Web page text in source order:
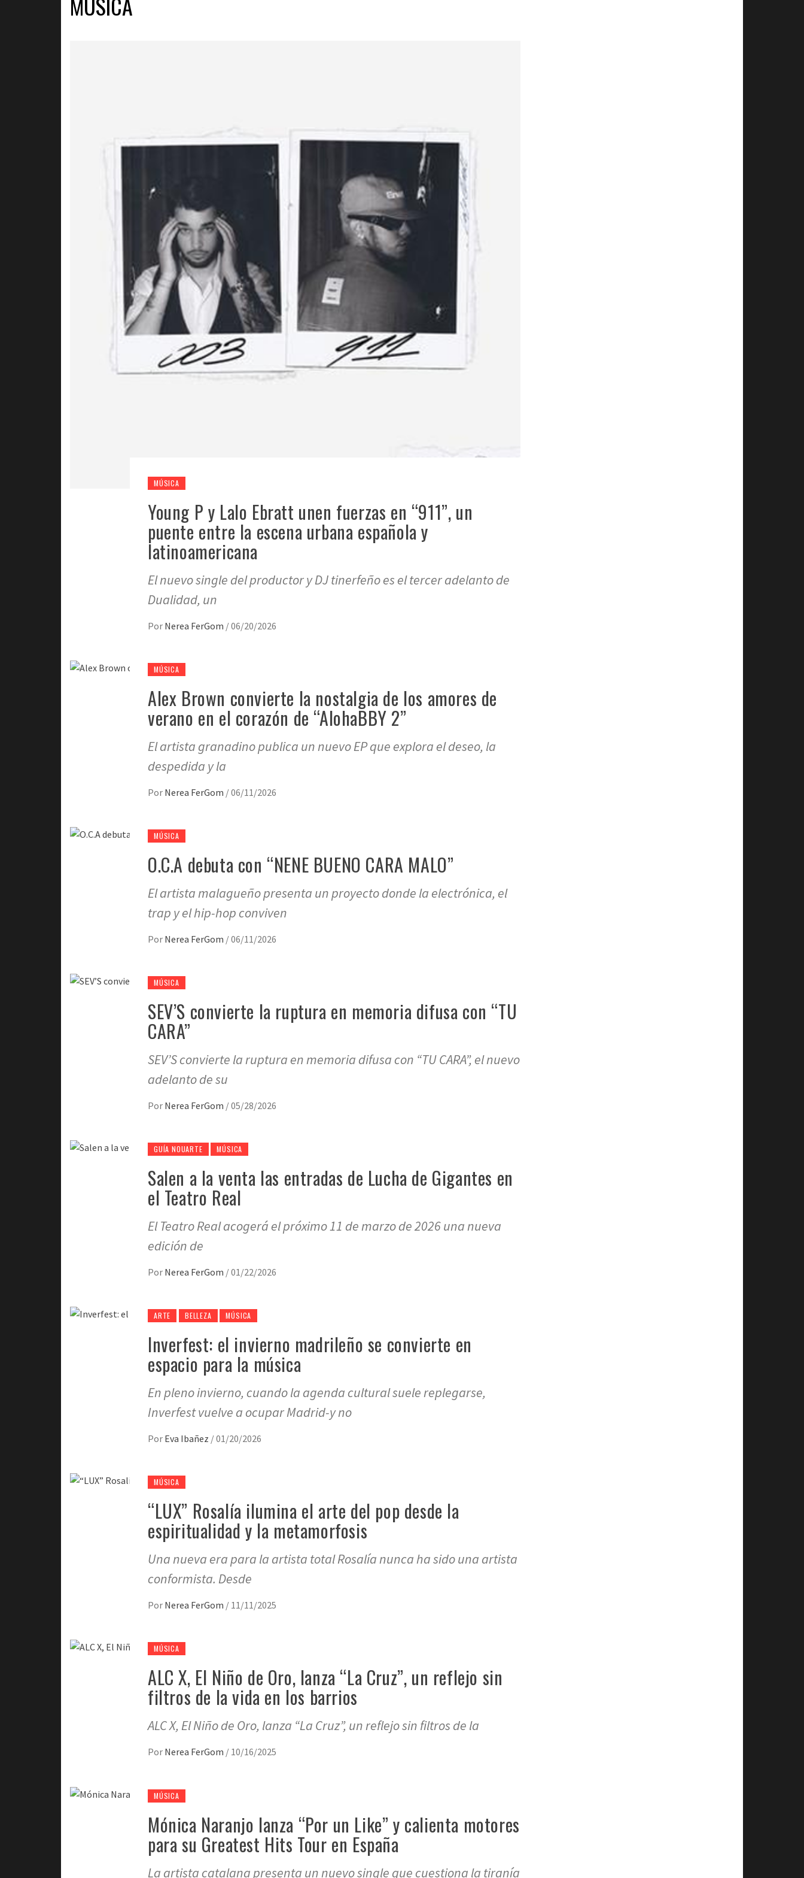
MÚSICA
Young P y Lalo Ebratt unen fuerzas en “911”, un
puente entre la escena urbana española y
latinoamericana
El nuevo single del productor y DJ tinerfeño es el tercer adelanto de
Dualidad, un
Por Nerea FerGom /06/20/2026
MÚSICA
Alex Brown convierte la nostalgia de los amores de
verano en el corazón de “AlohaBBY 2”
El artista granadino publica un nuevo EP que explora el deseo, la
despedida y la
Por Nerea FerGom /06/11/2026
MÚSICA
O.C.A debuta con “NENE BUENO CARA MALO”
El artista malagueño presenta un proyecto donde la electrónica, el
trap y el hip-hop conviven
Por Nerea FerGom /06/11/2026
MÚSICA
SEV’S convierte la ruptura en memoria difusa con “TU
CARA”
SEV’S convierte la ruptura en memoria difusa con “TU CARA”, el nuevo
adelanto de su
Por Nerea FerGom /05/28/2026
GUÍA NOUARTE MÚSICA
Salen a la venta las entradas de Lucha de Gigantes en
el Teatro Real
El Teatro Real acogerá el próximo 11 de marzo de 2026 una nueva
edición de
Por Nerea FerGom /01/22/2026
ARTE BELLEZA MÚSICA
Inverfest: el invierno madrileño se convierte en
espacio para la música
En pleno invierno, cuando la agenda cultural suele replegarse,
Inverfest vuelve a ocupar Madrid-y no
Por Eva Ibañez /01/20/2026
MÚSICA
“LUX” Rosalía ilumina el arte del pop desde la
espiritualidad y la metamorfosis
Una nueva era para la artista total Rosalía nunca ha sido una artista
conformista. Desde
Por Nerea FerGom / 11/11/2025
MÚSICA
ALC X, El Niño de Oro, lanza “La Cruz”, un reflejo sin
filtros de la vida en los barrios
ALC X, El Niño de Oro, lanza “La Cruz”, un reflejo sin filtros de la
Por Nerea FerGom / 10/16/2025
MÚSICA
Mónica Naranjo lanza “Por un Like” y calienta motores
para su Greatest Hits Tour en España
La artista catalana presenta un nuevo single que cuestiona la tiranía